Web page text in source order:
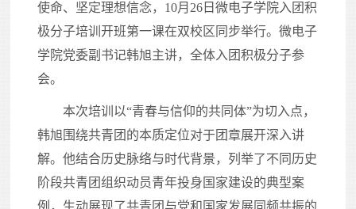
使命、坚定理想信念，10月26日微电子学院入团积
极分子培训开班第一课在双校区同步举行。微电子
学院党委副书记韩旭主讲，全体入团积极分子参
会。
本次培训以“青春与信仰的共同体”为切入点，
韩旭围绕共青团的本质定位对于团章展开深入讲
解。他结合历史脉络与时代背景，列举了不同历史
阶段共青团组织动员青年投身国家建设的典型案
例，生动展现了共青团与党和国家发展同频共振的